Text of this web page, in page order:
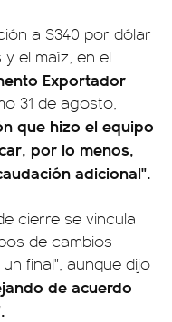
a $340 por dólar
el maíz, en el
Exportador
31 de agosto,
que hizo el equipo
por lo menos,
adicional".
cierre se vincula
de cambios
final", aunque dijo
de acuerdo